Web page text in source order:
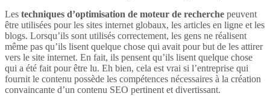
Les techniques d’optimisation de moteur de recherche peuvent
être utilisées pour les sites internet globaux, les articles en ligne et les
blogs. Lorsqu’ils sont utilisés correctement, les gens ne réalisent
même pas qu’ils lisent quelque chose qui avait pour but de les attirer
vers le site internet. En fait, ils pensent qu’ils lisent quelque chose
qui a été fait pour être lu. Eh bien, cela est vrai si l’entreprise qui
fournit le contenu possède les compétences nécessaires à la création
convaincante d’un contenu SEO pertinent et divertissant.